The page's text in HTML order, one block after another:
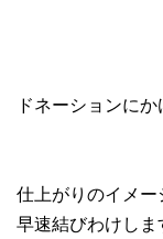
ドネーションに
仕上がりのイメ
早速結びわけしま